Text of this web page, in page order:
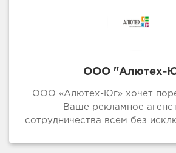
ООО "Алютех-
ООО «Алютех-Юг» хочет
Ваше рекламное
сотрудничества всем без